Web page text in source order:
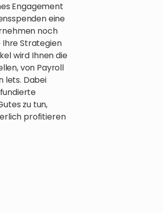
Engagement
eine
noch
Ihre Strategien
wird Ihnen die
von Payroll
lets. Dabei
zu tun,
profitieren